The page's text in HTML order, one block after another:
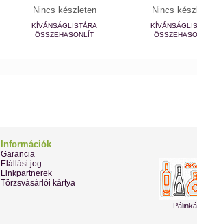
Nincs készleten
KÍVÁNSÁGLISTÁRA
ÖSSZEHASONLÍT
Nincs
Információk
Garancia
Elállási jog
Linkpartnerek
Törzsvásárlói kártya